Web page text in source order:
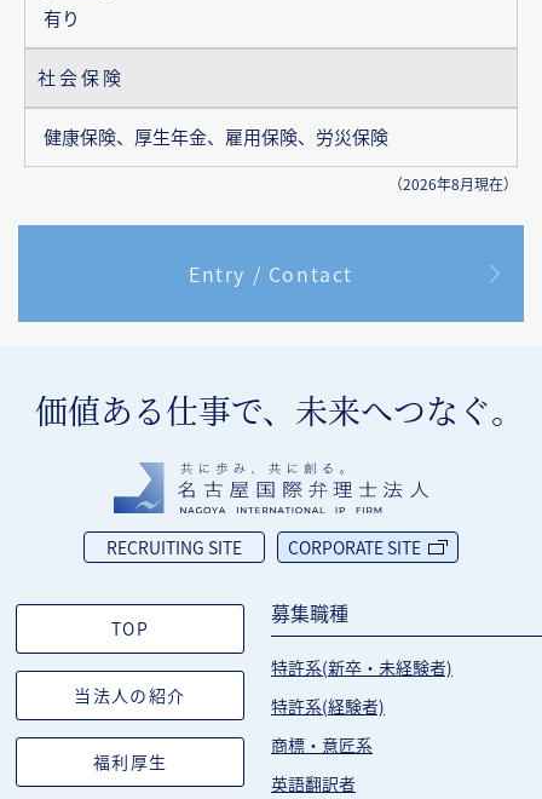
有り
社会保険
健康保険、厚生年金、雇用保険、労災保険
（2026年8月現在）
Entry / Contact
価値ある仕事で、未来へつなぐ｡
RECRUITING SITE CORPORATE SITE
TOP
当法人の紹介
福利厚生
募集職種
特許系(新卒・未経験者)
特許系(経験者)
商標・意匠系
英語翻訳者